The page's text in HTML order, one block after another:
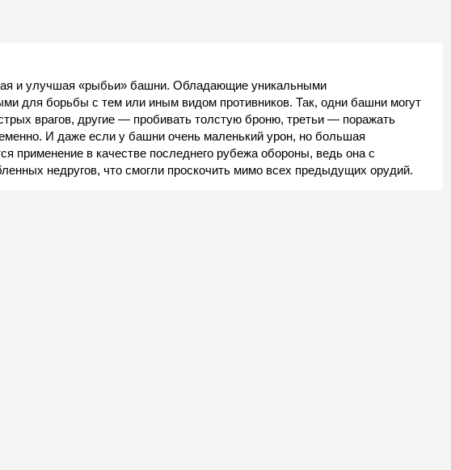
и улучшая «рыбьи» башни. Обладающие уникальными
для борьбы с тем или иным видом противников. Так, одни башни могут
врагов, другие — пробивать толстую броню, третьи — поражать
И даже если у башни очень маленький урон, но большая
применение в качестве последнего рубежа обороны, ведь она с
недругов, что смогли проскочить мимо всех предыдущих орудий.